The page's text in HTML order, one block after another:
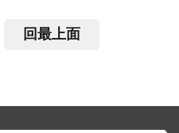
回最上面